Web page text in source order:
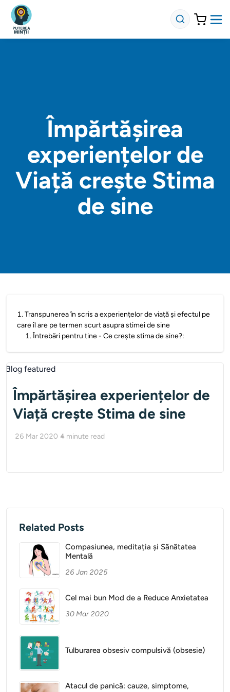
Împărtășirea
experiențelor de
Viață crește Stima
de sine
1.Transpunerea în scris a experiențelor de viață și efectul pe
care îl are pe termen scurt asupra stimei de sine
1.Întrebări pentru tine - Ce crește stima de sine?:
Împărtășirea experiențelor de
Viață crește Stima de sine
26 Mar 2020 4 minute read
Related Posts
Compasiunea, meditația și Sănătatea
Mentală
26 Jan 2025
Cel mai bun Mod de a Reduce Anxietatea
30 Mar 2020
Tulburarea obsesiv compulsivă (obsesie)
Atacul de panică: cauze, simptome,